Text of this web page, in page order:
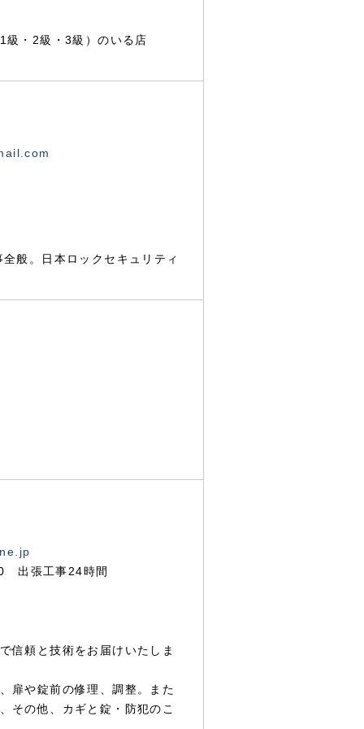
・2級・3級）のいる店
般。日本ロックセキュリティ
出張工事24時間
信頼と技術をお届けいたしま
扉や錠前の修理、調整。また
その他、カギと錠・防犯のこ